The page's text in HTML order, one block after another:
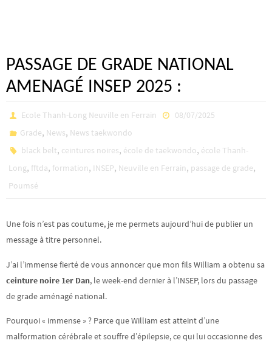
PASSAGE DE GRADE NATIONAL
AMENAGÉ INSEP 2025 :
Ecole Thanh-Long Neuville en Ferrain
08/07/2025
Grade, News, News taekwondo
black belt, ceintures noires, école de taekwondo, école Thanh-
Long, fftda, formation, INSEP, Neuville en Ferrain, passage de grade,
Poumsé
Une fois n’est pas coutume, je me permets aujourd’hui de publier un
message à titre personnel.
J’ai l’immense fierté de vous annoncer que mon fils William a obtenu sa
ceinture noire 1er Dan, le week-end dernier à l’INSEP, lors du passage
de grade aménagé national.
Pourquoi « immense » ? Parce que William est atteint d’une
malformation cérébrale et souffre d’épilepsie, ce qui lui occasionne des